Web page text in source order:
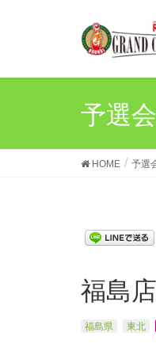
予選
HOME 予選
福
福島県 東北